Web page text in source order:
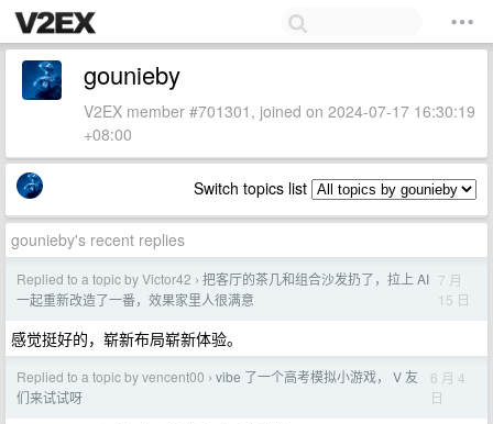
gounieby
V2EX member #701301, joined on 2024-07-17 16:30:19
+08:00
Switch topics list
gounieby's recent replies
Replied to a topic by Victor42 › 把客厅的茶几和组合沙发扔了，拉上 AI
一起重新改造了一番，效果家里人很满意
7 月
15 日
感觉挺好的，崭新布局崭新体验。
Replied to a topic by vencent00 › vibe 了一个高考模拟小游戏， V 友
们来试试呀
6 月 4
日